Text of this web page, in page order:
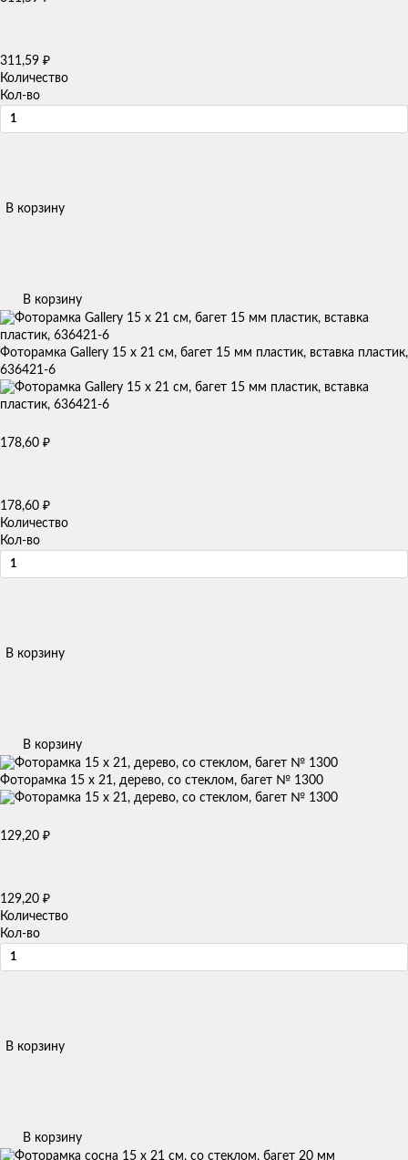
311,59 ₽
Количество
Кол-во
В корзину
В корзину
Фоторамка Gallery 15 х 21 см, багет 15 мм пластик, вставка пластик,
636421-6
178,60 ₽
178,60 ₽
Количество
Кол-во
В корзину
В корзину
Фоторамка 15 х 21, дерево, со стеклом, багет № 1300
129,20 ₽
129,20 ₽
Количество
Кол-во
В корзину
В корзину